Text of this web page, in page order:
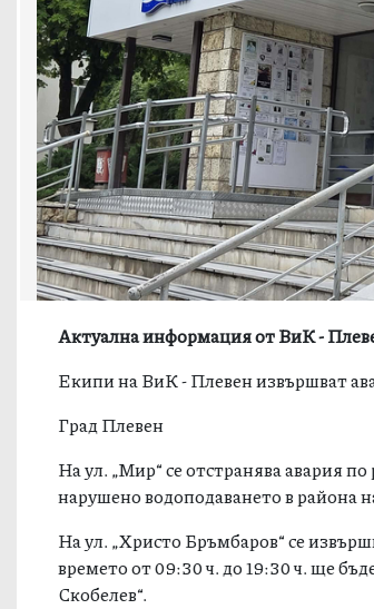
Актуална информация от ВиК -
Екипи на ВиК - Плевен извършват
Град Плевен
На ул. „Мир“ се отстранява авария
нарушено водоподаването в района
На ул. „Христо Бръмбаров“ се
времето от 09:30 ч. до 19:30 ч. ще
Скобелев“.